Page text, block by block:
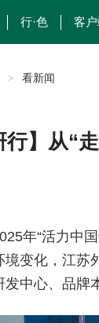
行·色 客
> 看新闻
行】从“
年“活力中
变化，江苏
中心、品牌